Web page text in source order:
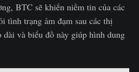
BTC sẽ khiến niềm tin của các
tình trạng ảm đạm sau các thị
và biểu đồ này giúp hình dung